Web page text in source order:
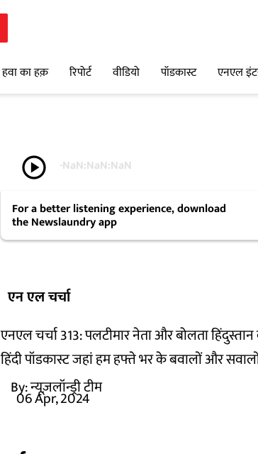
हवा का हक़ रिपोर्ट वीडियो पॉडकास्ट एनएल
play_circle -NaN:NaN:NaN
For a better listening experience, download
the Newslaundry app
एन एल चर्चा
एनएल चर्चा 313: पलटीमार नेता और बोलता
हिंदी पॉडकास्ट जहां हम हफ्ते भर के बवालों और
By:न्यूज़लॉन्ड्री टीम
06 Apr, 2024